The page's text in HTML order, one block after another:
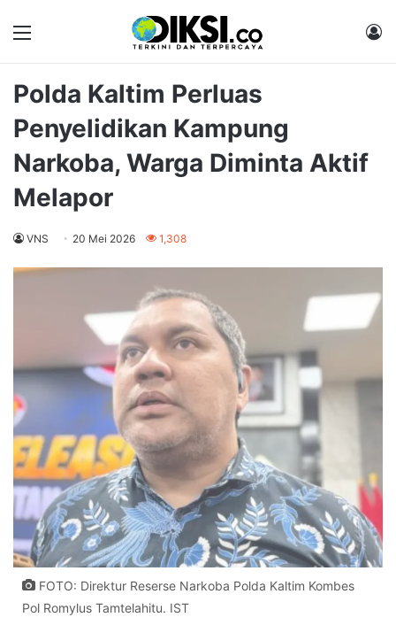
Menu
Polda Kaltim Perluas
Penyelidikan Kampung
Narkoba, Warga Diminta Aktif
Melapor
VNS 20 Mei 2026 1,308
FOTO: Direktur Reserse Narkoba Polda Kaltim Kombes
Pol Romylus Tamtelahitu. IST